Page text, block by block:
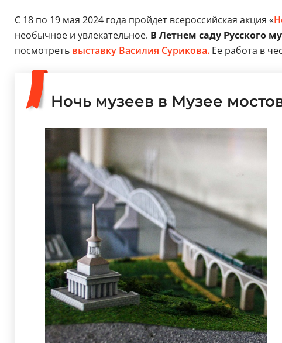
С 18 по 19 мая 2024 года пройдет всероссийская акция «
необычное и увлекательное. В Летнем саду Русского
посмотреть выставку Василия Сурикова.Ее работа в
Ночь музеев в Музее